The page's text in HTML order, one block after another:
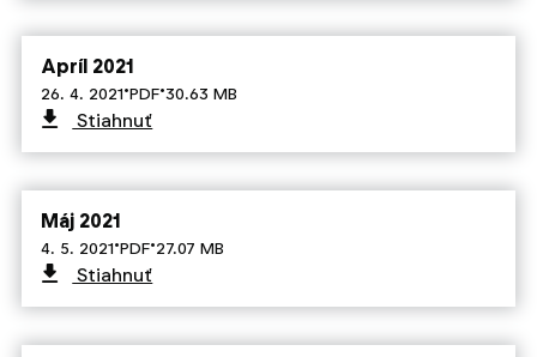
Apríl 2021
26. 4. 2021·PDF·30.63 MB
Stiahnuť
Máj 2021
4. 5. 2021·PDF·27.07 MB
Stiahnuť